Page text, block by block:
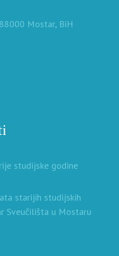
Mostar, BiH
studijske godine
starijih studijskih
Sveučilišta u Mostaru